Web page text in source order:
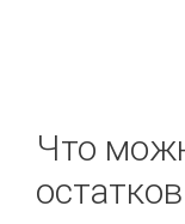
Что